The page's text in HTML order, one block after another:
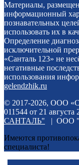
Материалы,
информационный
познавательных
использовать их в
Определение
исключительной
«Санталь 123» не
негативные
использования
gelendzhik.ru
© 2017-2026, ООО
011544 от 21
САНТАЛЬ" | ООО
Имеются
специалиста!